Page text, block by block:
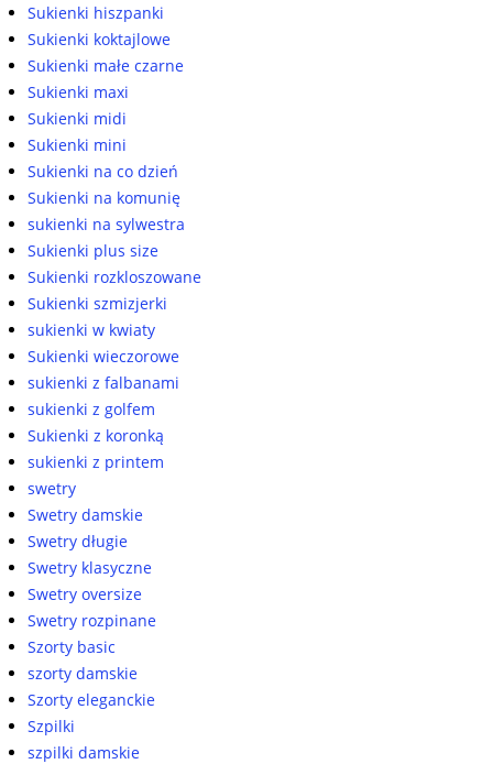
Sukienki hiszpanki
Sukienki koktajlowe
Sukienki małe czarne
Sukienki maxi
Sukienki midi
Sukienki mini
Sukienki na co dzień
Sukienki na komunię
sukienki na sylwestra
Sukienki plus size
Sukienki rozkloszowane
Sukienki szmizjerki
sukienki w kwiaty
Sukienki wieczorowe
sukienki z falbanami
sukienki z golfem
Sukienki z koronką
sukienki z printem
swetry
Swetry damskie
Swetry długie
Swetry klasyczne
Swetry oversize
Swetry rozpinane
Szorty basic
szorty damskie
Szorty eleganckie
Szpilki
szpilki damskie